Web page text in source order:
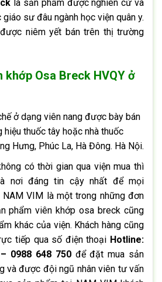
là sản phẩm được nghiên cứ và
sư đâu ngành học viện quân y.
niêm yết bán trên thị trường
khớp Osa Breck HVQY ở
ở dạng viên nang được bày bán
hiệu thuốc tây hoặc nhà thuốc
Hưng, Phúc La, Hà Đông. Hà Nội.
có thời gian qua viện mua thì
nơi đáng tin cậy nhất để mọi
VIM là một trong những đơn
phẩm viên khớp osa breck cũng
khác của viện. Khách hàng cũng
tiếp qua số điện thoại Hotline:
0988 648 750để đặt mua sản
và được đội ngũ nhân viên tư vấn